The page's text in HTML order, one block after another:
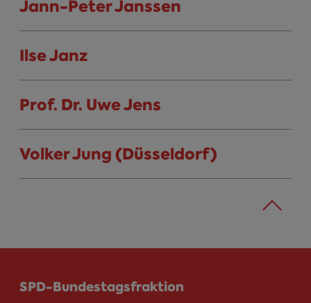
Jann-Peter Janssen
Ilse Janz
Prof. Dr. Uwe Jens
Volker Jung (Düsseldorf)
SPD-Bundestagsfraktion